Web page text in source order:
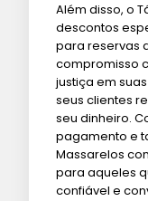
Além disso, o
descontos
para reservas
compromisso
justiça em
seus clientes
seu dinheiro.
pagamento e
Massarelos
para aqueles
confiável e